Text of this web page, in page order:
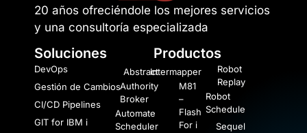
20 años ofreciéndole los mejores servicios
y una consultoría especializada
Soluciones
DevOps
Gestión de Cambios
CI/CD Pipelines
GIT for IBM i
Productos
Abstract
Authority
Broker
Automate
Scheduler
Intermapper
M81
–
Flash
For i
Robot
Replay
Robot
Schedule
Sequel